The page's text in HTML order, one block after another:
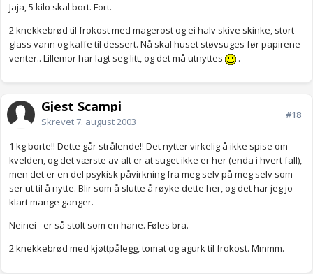
Jaja, 5 kilo skal bort. Fort.
2 knekkebrød til frokost med magerost og ei halv skive skinke, stort
glass vann og kaffe til dessert. Nå skal huset støvsuges før papirene
venter.. Lillemor har lagt seg litt, og det må utnyttes
.
Gjest Scampi
Skrevet7. august 2003
#18
1 kg borte!! Dette går strålende!! Det nytter virkelig å ikke spise om
kvelden, og det værste av alt er at suget ikke er her (enda i hvert fall),
men det er en del psykisk påvirkning fra meg selv på meg selv som
ser ut til å nytte. Blir som å slutte å røyke dette her, og det har jeg jo
klart mange ganger.
Neinei - er så stolt som en hane. Føles bra.
2 knekkebrød med kjøttpålegg, tomat og agurk til frokost. Mmmm.